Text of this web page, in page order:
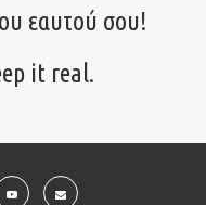
εαυτού σου!
it real.